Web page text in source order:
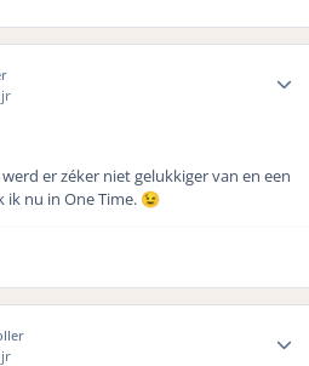
werd er zéker niet gelukkiger van en een
ik nu in One Time. 😉